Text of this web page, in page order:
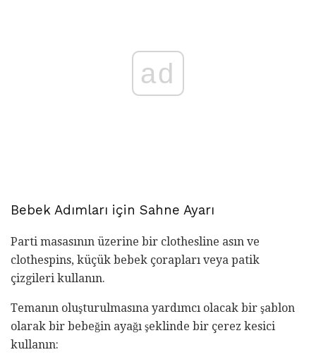
ad
Bebek Adımları için Sahne Ayarı
Parti masasının üzerine bir clothesline asın ve
clothespins, küçük bebek çorapları veya patik
çizgileri kullanın.
Temanın oluşturulmasına yardımcı olacak bir şablon
olarak bir bebeğin ayağı şeklinde bir çerez kesici
kullanın: